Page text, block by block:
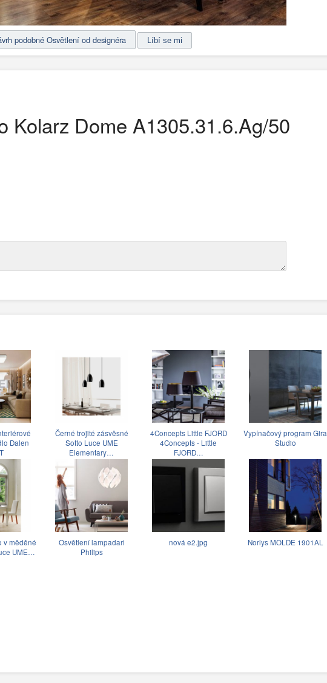
podobné Osvětlení od designéra
Kolarz Dome A1305.31.6.Ag/50
Dalen
Černé trojité zásvěsné
Sotto Luce UME
Elementary…
4Concepts Little FJORD
4Concepts - Little
FJORD…
Vypínačový program Gira
Studio
v měděné
UME…
Osvětlení lampadari
Philips
nová e2.jpg Norlys MOLDE 1901AL